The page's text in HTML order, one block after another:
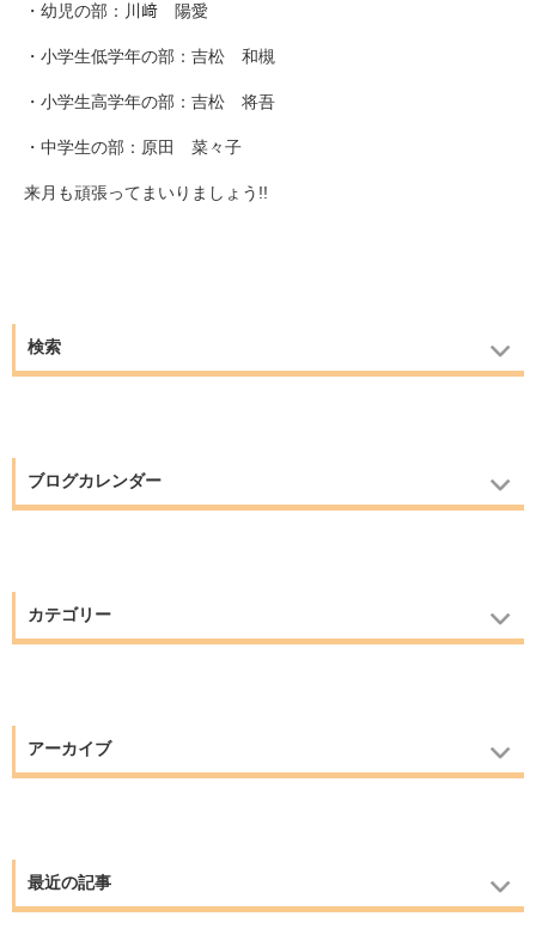
・幼児の部：川﨑 陽愛
・小学生低学年の部：吉松 和槻
・小学生高学年の部：吉松 将吾
・中学生の部：原田 菜々子
来月も頑張ってまいりましょう!!
検索
ブログカレンダー
カテゴリー
アーカイブ
最近の記事